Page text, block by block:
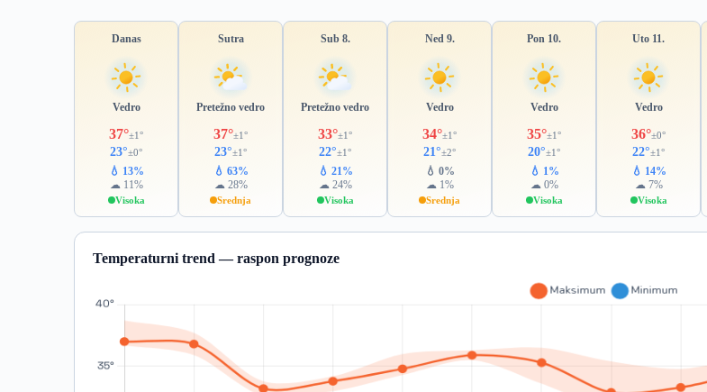
Danas
Vedro
37°±1°
23°±0°
💧 13%
☁ 11%
Visoka
Sutra
Pretežno vedro
37°±1°
23°±1°
💧 63%
☁ 28%
Srednja
Sub 8.
Pretežno vedro
33°±1°
22°±1°
💧 21%
☁ 24%
Visoka
Ned 9.
Vedro
34°±1°
21°±2°
💧 0%
☁ 1%
Srednja
Pon 10.
Vedro
35°±1°
20°±1°
💧 1%
☁ 0%
Visoka
Uto 11.
Vedro
36°±0°
22°±1°
💧 14%
☁ 7%
Visoka
Temperaturni trend — raspon prognoze